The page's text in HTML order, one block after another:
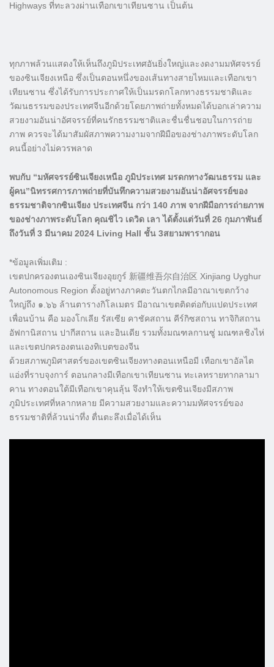
Highways ที่ทะลวงผ่านเทือกเขาเทียนซาน เป็นต้น
ทุกภาพล้วนแสดงให้เห็นถึงภูมิประเทศอันยิ่งใหญ่และงดงามมหัศจรรย์
ของซินเจียงเหนือ ซึ่งเป็นตอนหนึ่งของเส้นทางสายไหมและเทือกเขา
เทียนซาน ซึ่งได้รับการประกาศให้เป็นมรดกโลกทางธรรมชาติและ
วัฒนธรรมของประเทศจีนอีกด้วยโดยภาพถ่ายทั้งหมดได้บอกเล่าความ
สวยงามอันน่าอัศจรรย์ที่คนรักธรรมชาติและชื่นชื่นชอบในการถ่าย
ภาพ ควรจะได้มาสัมผัสภาพความงามจากฝีมือของช่างภาพระดับโลก
คนนี้อย่างไม่ควรพลาด
พบกับ “มหัศจรรย์ซินเจียงเหนือ ภูมิประเทศ มรดกทางวัฒนธรรม และ
ผู้คน”นิทรรศการภาพถ่ายที่บันทึกความสวยงามอันน่าอัศจรรย์ของ
ธรรมชาติจากซินเจียง ประเทศจีน กว่า 140 ภาพ จากฝีมือการถ่ายภาพ
ของช่างภาพระดับโลก คุณชิไว เดวิด เลา ได้ตั้งแต่วันที่ 26 กุมภาพันธ์
ถึงวันที่ 3 มีนาคม 2024 Living Hall ชั้น 3สยามพารากอน
*ข้อมูลเพิ่มเติม :
เขตปกครองตนเองซินเจียงอุยกูร์ 新疆维吾尔自治区 Xinjiang Uyghur
Autonomous Region ตั้งอยู่ทางภาคตะวันตกไกลมีอาณาเขตกว้าง
ใหญ่ถึง ๑.๖๖ ล้านตารางกิโลเมตร มีอาณาเขตติดต่อกับแปดประเทศ
เพื่อนบ้าน คือ มองโกเลีย รัสเซีย คาชัคสถาน คีร์กิซสถาน ทาจิกิสถาน
อัฟกานิสถาน ปากีสถาน และอินเดีย รวมทั้งมณฑลกานซู่ มณฑลชิงไห่
และเขตปกครองตนเองทิเบตของจีน
ด้วยสภาพภูมิศาสตร์ของเขตซินเจียงทางตอนเหนือมี เทือกเขาอัลไต
แอ่งที่ราบจุงการ์ ตอนกลางมีเทือกเขาเทียนซาน ทะเลทรายทากลามา
คาน ทางตอนใต้มีเทือกเขาคุนลุ้น จึงทำให้เขตซินเจียงมีสภาพ
ภูมิประเทศที่หลากหลาย มีความสวยงามและความมหัศจรรย์ของ
ธรรมชาติที่ล้วนน่าทึ่ง ตื่นตะลึงเมื่อได้เห็น